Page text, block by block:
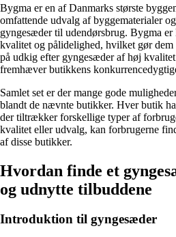
Bygma er en af Danmarks største
omfattende udvalg af byggematerialer
gyngesæder til udendørsbrug. Bygma er
kvalitet og pålidelighed, hvilket gør
på udkig efter gyngesæder af høj
fremhæver butikkens
Samlet set er der mange gode
blandt de nævnte butikker. Hver butik
der tiltrækker forskellige typer af
kvalitet eller udvalg, kan forbrugerne
af disse butikker.
Hvordan finde et
og udnytte tilbuddene
Introduktion til gyngesæder